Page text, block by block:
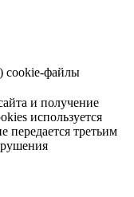
cookie-файлы
и получение
используется
передается третьим